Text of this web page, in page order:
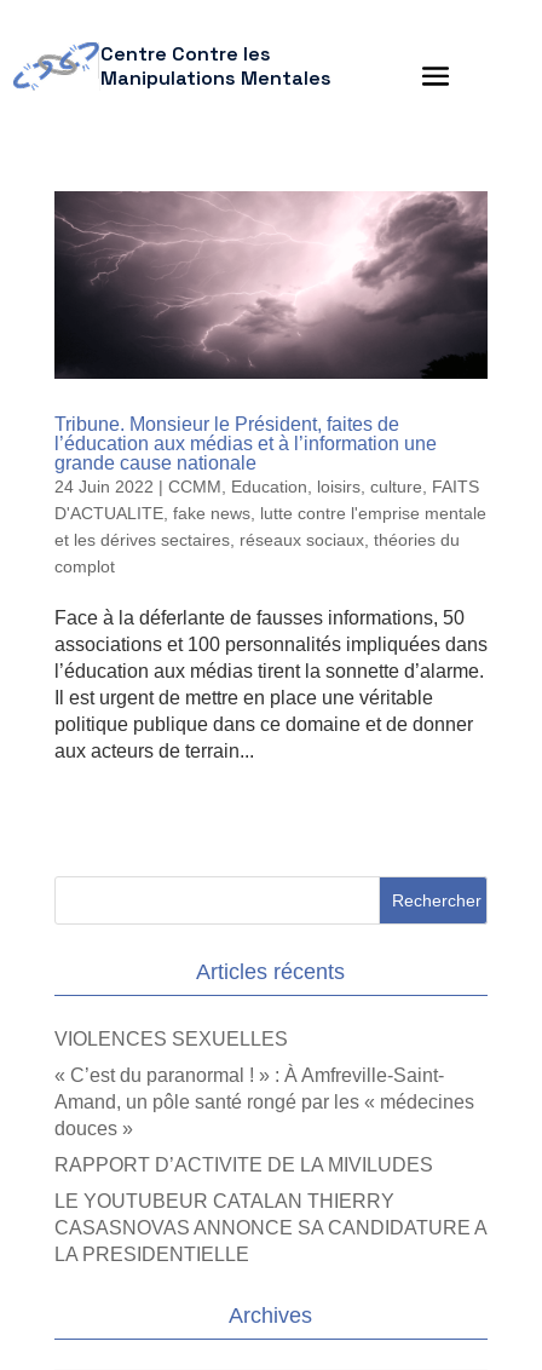
Centre Contre les
Manipulations Mentales
Tribune. Monsieur le Président, faites de
l’éducation aux médias et à l’information une
grande cause nationale
24 Juin 2022 | CCMM, Education, loisirs, culture, FAITS
D'ACTUALITE, fake news, lutte contre l'emprise mentale
et les dérives sectaires, réseaux sociaux, théories du
complot
Face à la déferlante de fausses informations, 50
associations et 100 personnalités impliquées dans
l’éducation aux médias tirent la sonnette d’alarme.
Il est urgent de mettre en place une véritable
politique publique dans ce domaine et de donner
aux acteurs de terrain...
Articles récents
VIOLENCES SEXUELLES
« C’est du paranormal ! » : À Amfreville-Saint-
Amand, un pôle santé rongé par les « médecines
douces »
RAPPORT D’ACTIVITE DE LA MIVILUDES
LE YOUTUBEUR CATALAN THIERRY
CASASNOVAS ANNONCE SA CANDIDATURE A
LA PRESIDENTIELLE
Archives